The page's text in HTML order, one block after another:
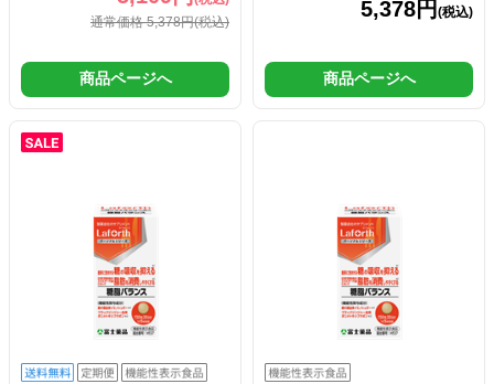
通常価格 5,378円(税込)
商品ページへ
5,378円 (税込)
商品ページへ